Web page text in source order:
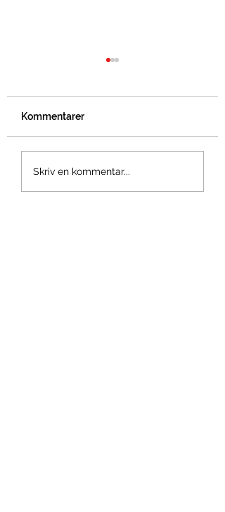
Bidrag från
Sparbankstiftelsen
Kommentarer
Skriv en kommentar...